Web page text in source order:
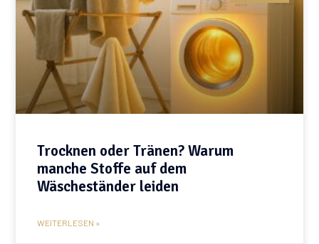
Trocknen oder Tränen? Warum
manche Stoffe auf dem
Wäscheständer leiden
WEITERLESEN »